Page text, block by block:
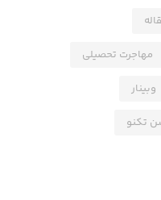
مهاجرت تحصیلی
وبینار
تکنو